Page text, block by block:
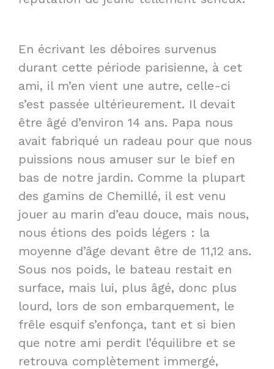
En écrivant les déboires survenus
durant cette période parisienne, à cet
ami, il m’en vient une autre, celle-ci
s’est passée ultérieurement. Il devait
être âgé d’environ 14 ans. Papa nous
avait fabriqué un radeau pour que nous
puissions nous amuser sur le bief en
bas de notre jardin. Comme la plupart
des gamins de Chemillé, il est venu
jouer au marin d’eau douce, mais nous,
nous étions des poids légers : la
moyenne d’âge devant être de 11,12 ans.
Sous nos poids, le bateau restait en
surface, mais lui, plus âgé, donc plus
lourd, lors de son embarquement, le
frêle esquif s’enfonça, tant et si bien
que notre ami perdit l’équilibre et se
retrouva complètement immergé,